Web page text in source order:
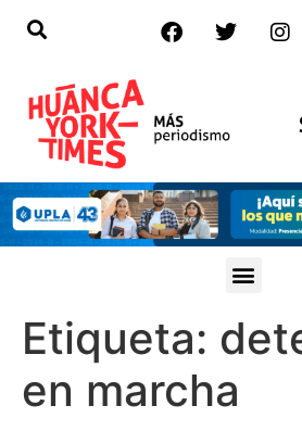
Etiqueta:
en marcha